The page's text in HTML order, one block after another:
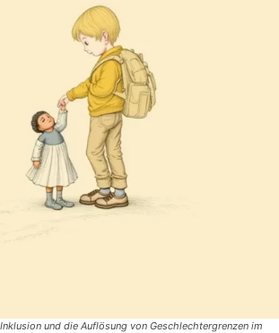
und die Auflösung von Geschlechtergrenzen im